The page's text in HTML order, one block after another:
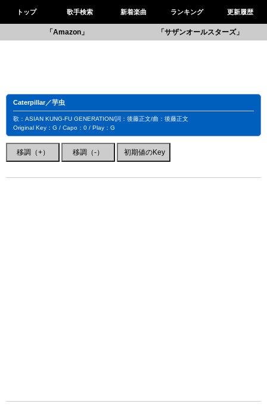
トップ 歌手検索 新着楽曲 ランキング 更新履歴
「Amazon」 「サザンオールスターズ」
Caterpillar／芋虫
歌：ASIAN KUNG-FU GENERATION/詞：後藤正文/曲：後藤正文
Original Key：G / Capo：0 / Play：G